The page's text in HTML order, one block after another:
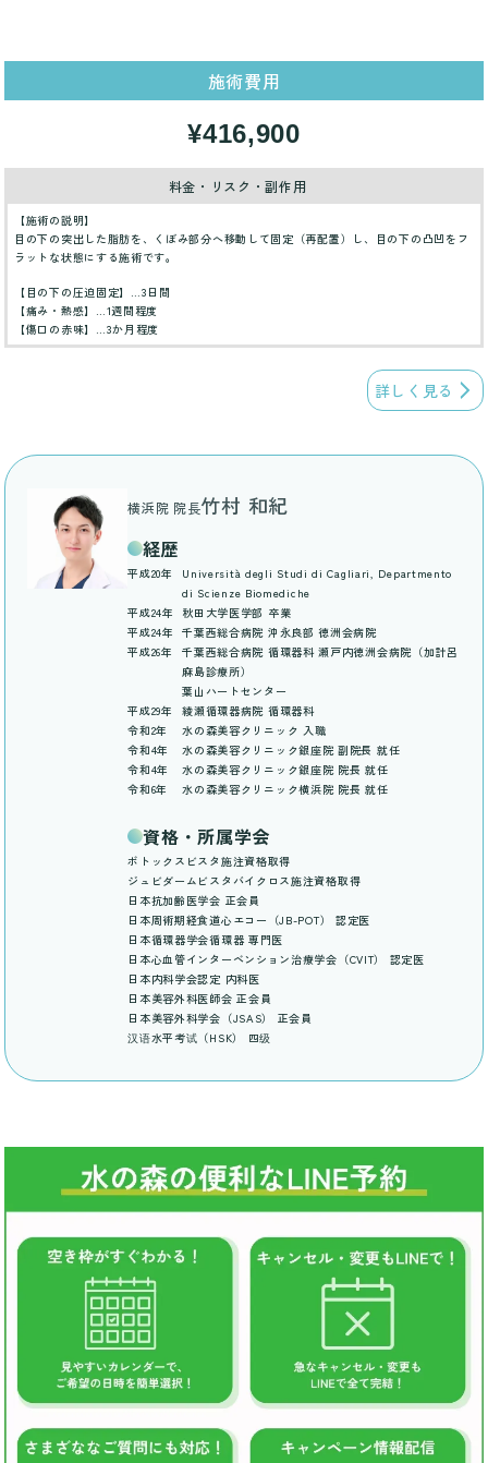
施術費用
¥416,900
料金・リスク・副作用
【施術の説明】
目の下の突出した脂肪を、くぼみ部分へ移動して固定（再配置）し、目の下の凸凹をフ
ラットな状態にする施術です。
【目の下の圧迫固定】…3日間
【痛み・熱感】…1週間程度
【傷口の赤味】…3か月程度
詳しく見る
横浜院 院長竹村 和紀
経歴
平成20年
Università degli Studi di Cagliari, Departmento
di Scienze Biomediche
平成24年
秋田大学医学部 卒業
平成24年
千葉西総合病院 沖永良部 徳洲会病院
平成26年
千葉西総合病院 循環器科 瀬戸内徳洲会病院（加計呂
麻島診療所）
葉山ハートセンター
平成29年
綾瀬循環器病院 循環器科
令和2年
水の森美容クリニック 入職
令和4年
水の森美容クリニック銀座院 副院長 就任
令和4年
水の森美容クリニック銀座院 院長 就任
令和6年
水の森美容クリニック横浜院 院長 就任
資格・所属学会
ボトックスビスタ施注資格取得
ジュビダームビスタバイクロス施注資格取得
日本抗加齢医学会 正会員
日本周術期経食道心エコー（JB-POT） 認定医
日本循環器学会循環器 専門医
日本心血管インターベンション治療学会（CVIT） 認定医
日本内科学会認定 内科医
日本美容外科医師会 正会員
日本美容外科学会（JSAS） 正会員
汉语水平考试（HSK） 四级